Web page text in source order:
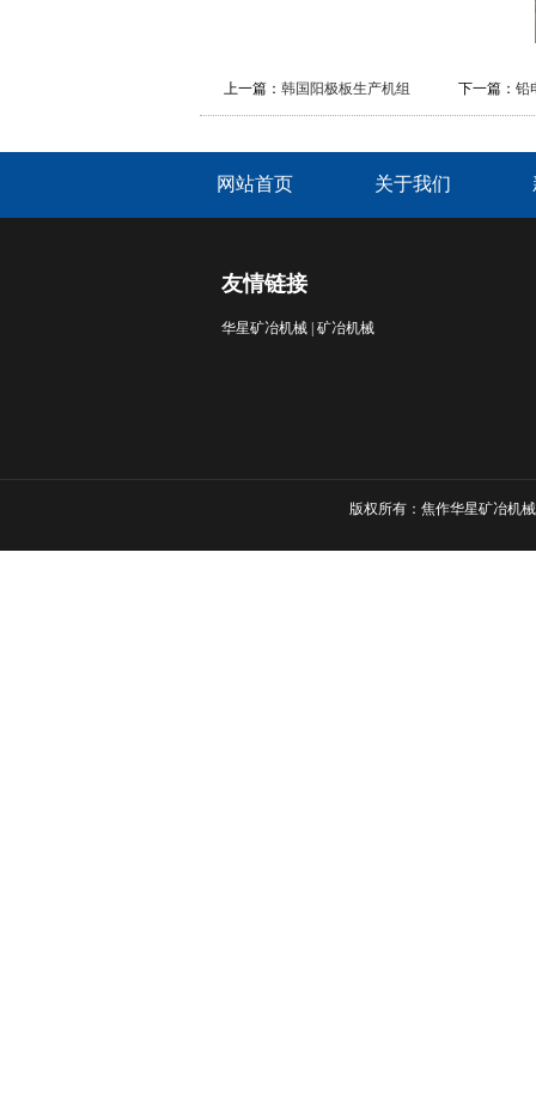
上一篇： 韩国阳极板生产机组 下一篇： 铅
网站首页 关于我们
友情链接
华星矿冶机械| 矿冶机械
版权所有：焦作华星矿冶